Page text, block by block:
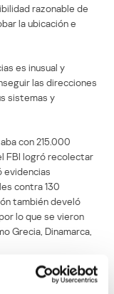
razonable de
la ubicación e
es inusual y
las direcciones
sistemas y
con 215.000
FBI logró recolectar
evidencias
contra 130
también develó
lo que se vieron
Grecia, Dinamarca,